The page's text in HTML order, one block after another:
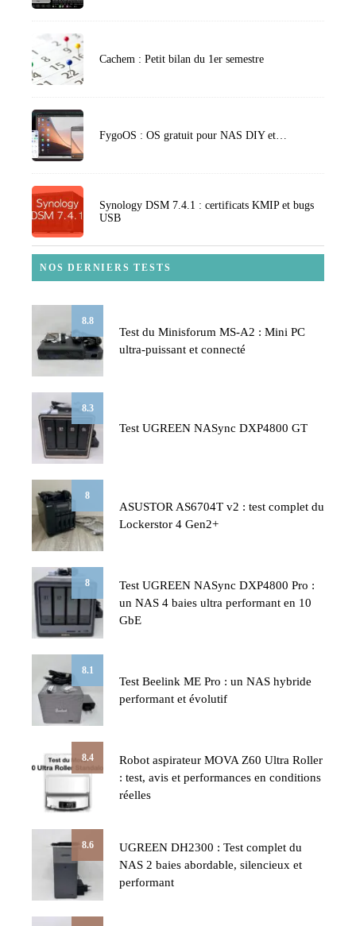
Cachem : Petit bilan du 1er semestre
FygoOS : OS gratuit pour NAS DIY et…
Synology DSM 7.4.1 : certificats KMIP et bugs
USB
NOS DERNIERS TESTS
8.8
Test du Minisforum MS-A2 : Mini PC
ultra-puissant et connecté
8.3
Test UGREEN NASync DXP4800 GT
8
ASUSTOR AS6704T v2 : test complet du
Lockerstor 4 Gen2+
8
Test UGREEN NASync DXP4800 Pro :
un NAS 4 baies ultra performant en 10
GbE
8.1
Test Beelink ME Pro : un NAS hybride
performant et évolutif
8.4
Robot aspirateur MOVA Z60 Ultra Roller
: test, avis et performances en conditions
réelles
8.6
UGREEN DH2300 : Test complet du
NAS 2 baies abordable, silencieux et
performant